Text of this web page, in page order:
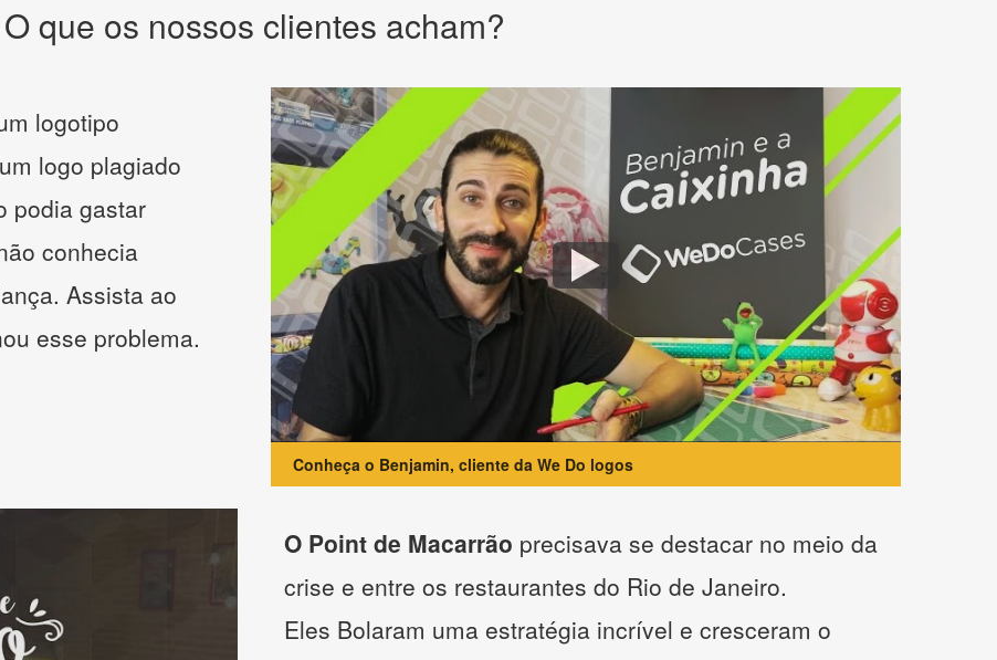
O que os nossos clientes acham?
logotipo
logo plagiado
podia gastar
conhecia
Assista ao
esse problema.
Conheça o Benjamin, cliente da We Do logos
O Point de Macarrão precisava se destacar no meio da
crise e entre os restaurantes do Rio de Janeiro.
Eles Bolaram uma estratégia incrível e cresceram o